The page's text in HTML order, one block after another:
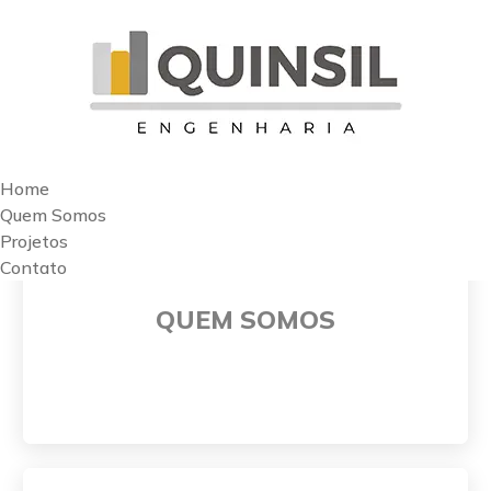
Home
Quem Somos
Projetos
Contato
QUEM SOMOS
Desde 2020, oferece consultoria em engenharia
gerenciamento de projetos, fiscalização, custos e